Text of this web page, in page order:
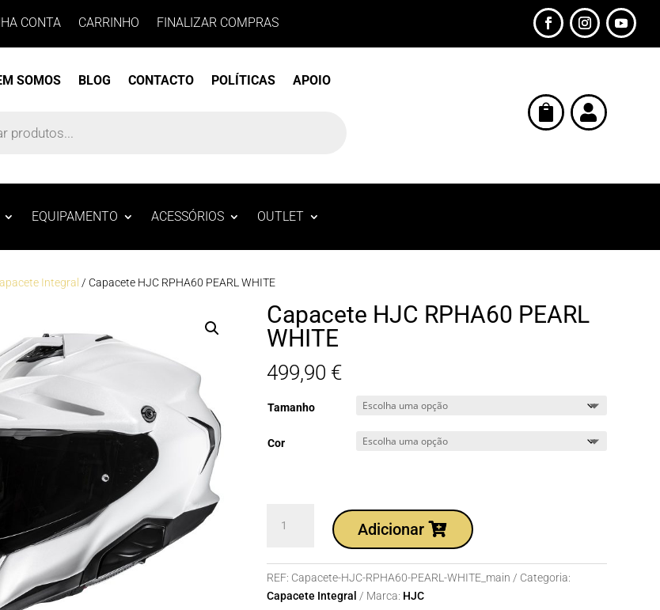
CONTA CARRINHO FINALIZAR COMPRAS
SOMOS BLOG CONTACTO POLÍTICAS APOIO
 
EQUIPAMENTO ACESSÓRIOS OUTLET
Integral / Capacete HJC RPHA60 PEARL WHITE
Capacete HJC RPHA60 PEARL
WHITE
499,90 €
Tamanho
Cor
HJC
RPHA60
PEARL
Adicionar
REF: Capacete-HJC-RPHA60-PEARL-WHITE_main
Categoria:
Capacete Integral
Marca: HJC